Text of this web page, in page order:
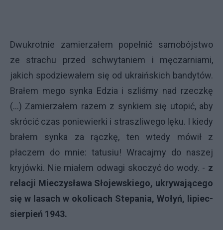
Dwukrotnie zamierzałem popełnić samobójstwo
ze strachu przed schwytaniem i męczarniami,
jakich spodziewałem się od ukraińskich bandytów.
Brałem mego synka Edzia i szliśmy nad rzeczkę
(...) Zamierzałem razem z synkiem się utopić, aby
skrócić czas poniewierki i straszliwego lęku. I kiedy
brałem synka za rączkę, ten wtedy mówił z
płaczem do mnie: tatusiu! Wracajmy do naszej
kryjówki. Nie miałem odwagi skoczyć do wody. - z
relacji Mieczysława Słojewskiego, ukrywającego
się w lasach w okolicach Stepania, Wołyń, lipiec-
sierpień 1943.